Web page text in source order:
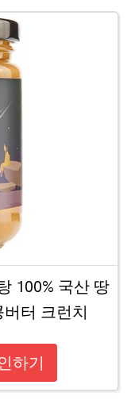
100% 국산 땅
터 크런치
하기